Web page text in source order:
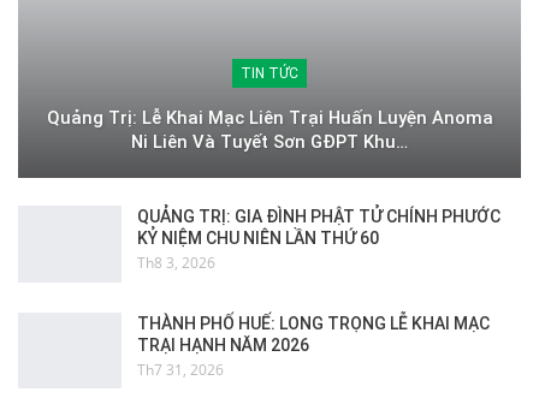
TIN TỨC
Quảng Trị: Lễ Khai Mạc Liên Trại Huấn Luyện Anoma
Ni Liên Và Tuyết Sơn GĐPT Khu…
QUẢNG TRỊ: GIA ĐÌNH PHẬT TỬ CHÍNH PHƯỚC
KỶ NIỆM CHU NIÊN LẦN THỨ 60
Th8 3, 2026
THÀNH PHỐ HUẾ: LONG TRỌNG LỄ KHAI MẠC
TRẠI HẠNH NĂM 2026
Th7 31, 2026